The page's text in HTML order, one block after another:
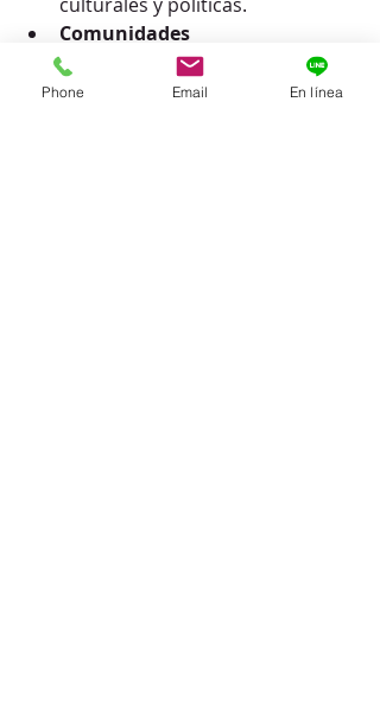
Comunidades
afromexicanas:
integradas por descendientes
Phone Email En línea